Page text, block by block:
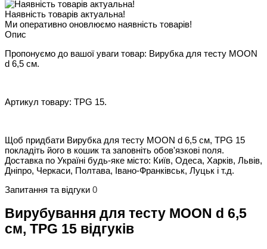
Наявність товарів актуальна!
Ми оперативно оновлюємо наявність товарів!
Опис
Пропонуємо до вашої уваги товар: Вирубка для тесту MOON
d 6,5 см.
Артикул товару: TPG 15.
Щоб придбати Вирубка для тесту MOON d 6,5 см, TPG 15
покладіть його в кошик та заповніть обов'язкові поля.
Доставка по Україні будь-яке місто: Київ, Одеса, Харків, Львів,
Дніпро, Черкаси, Полтава, Івано-Франківськ, Луцьк і т.д.
Запитання та відгуки 0
Вирубування для тесту MOON d 6,5
см, TPG 15 відгуків